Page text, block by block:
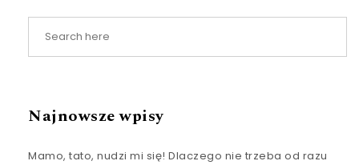
Najnowsze wpisy
Mamo, tato, nudzi mi się! Dlaczego nie trzeba od razu